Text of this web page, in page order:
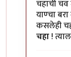
चहाची चव
याण्चा
कसलेही
चहा!